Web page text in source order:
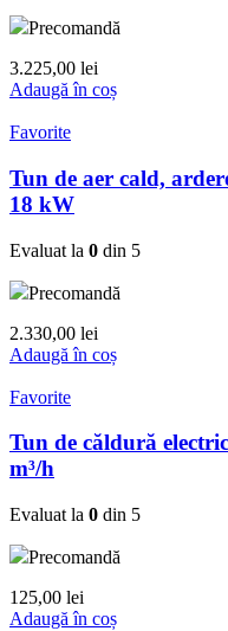
Precomandă
3.225,00 lei
Adaugă în coș
Favorite
Tun de aer cald,
18 kW
Evaluat la 0 din 5
Precomandă
2.330,00 lei
Adaugă în coș
Favorite
Tun de căldură
m³/h
Evaluat la 0 din 5
Precomandă
125,00 lei
Adaugă în coș